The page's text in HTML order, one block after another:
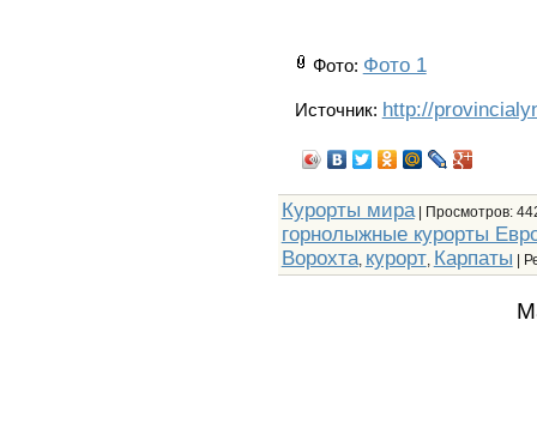
Фото: Фото 1
Источник: http://
Курорты мира| Просмотров:
горнолыжные курорты
Ворохта, курорт, Карпаты |